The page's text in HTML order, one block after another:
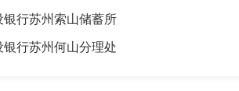
银行苏州索山储蓄所
银行苏州何山分理处